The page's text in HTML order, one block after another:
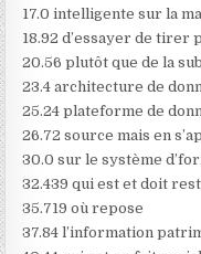
17.0 intelligente sur la
18.92 d’essayer de tirer
20.56 plutôt que de la
23.4 architecture de
25.24 plateforme de
26.72 source mais en
30.0 sur le système
32.439 qui est et doit
35.719 où repose
37.84 l’information